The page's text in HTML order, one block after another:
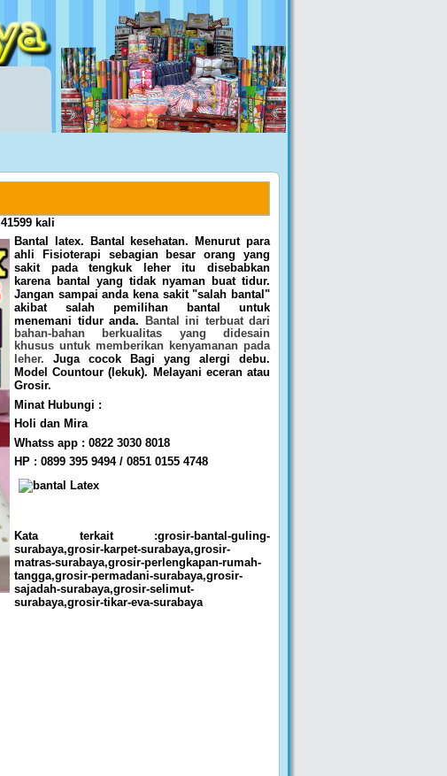
41599 kali
Bantal latex. Bantal kesehatan. Menurut para
ahli Fisioterapi sebagian besar orang yang
sakit pada tengkuk leher itu disebabkan
karena bantal yang tidak nyaman buat tidur.
Jangan sampai anda kena sakit "salah bantal"
akibat salah pemilihan bantal untuk
menemani tidur anda.
Bantal ini terbuat dari
bahan-bahan berkualitas yang didesain
khusus untuk memberikan kenyamanan pada
leher. Juga cocok Bagi yang alergi debu.
Model Countour (lekuk). Melayani eceran atau
Grosir.
Minat Hubungi :
Holi dan Mira
Whatss app : 0822 3030 8018
HP : 0899 395 9494 / 0851 0155 4748
Kata terkait :grosir-bantal-guling-
surabaya,grosir-karpet-surabaya,grosir-
matras-surabaya,grosir-perlengkapan-rumah-
tangga,grosir-permadani-surabaya,grosir-
sajadah-surabaya,grosir-selimut-
surabaya,grosir-tikar-eva-surabaya